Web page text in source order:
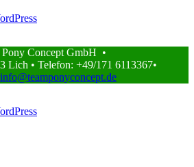
Pony Concept GmbH •
Lich • Telefon: +49/171 6113367•
info@teamponyconcept.de